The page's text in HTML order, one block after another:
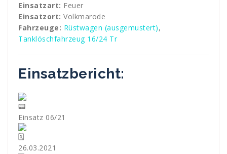
Einsatzart: Feuer
Einsatzort: Volkmarode
Fahrzeuge: Rüstwagen (ausgemustert),
Tanklöschfahrzeug 16/24 Tr
Einsatzbericht:
Einsatz 06/21
26.03.2021